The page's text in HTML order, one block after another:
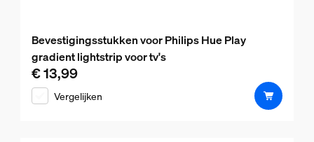
Bevestigingsstukken voor Philips Hue Play
gradient lightstrip voor tv's
De huidige prijs is € 13,99
€ 13,99
Vergelijken